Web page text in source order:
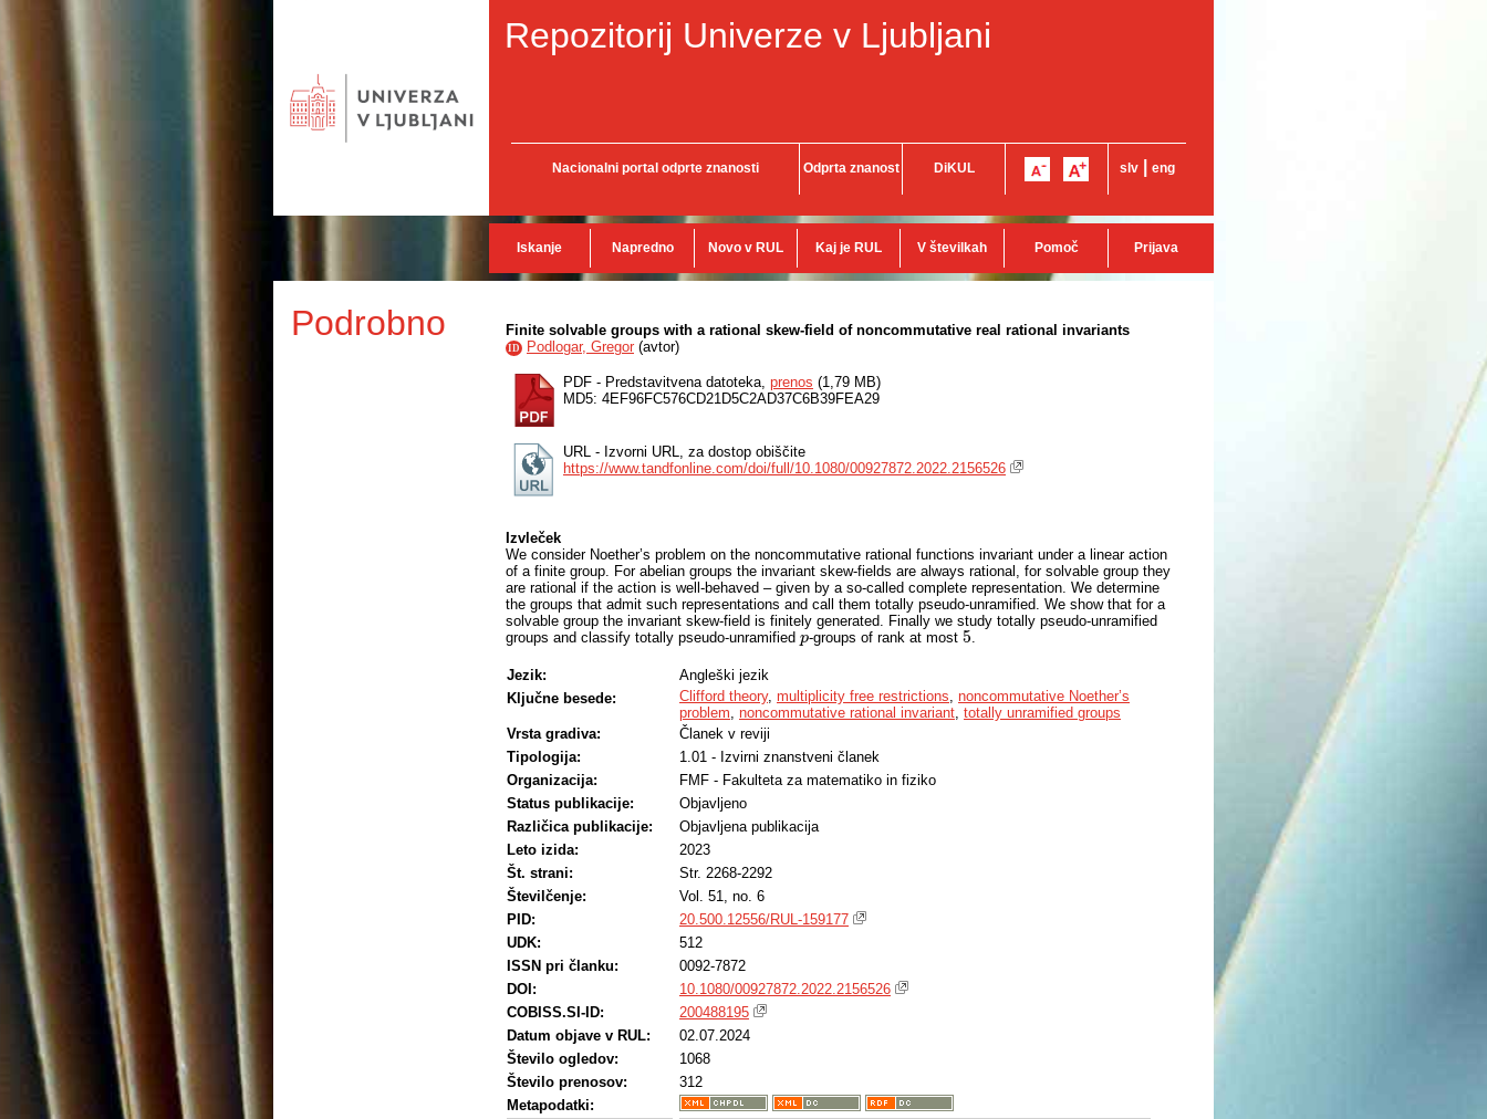
Repozitorij Univerze v Ljubljani
Nacionalni portal odprte znanosti Odprta znanost DiKUL slv eng
Iskanje Napredno Novo v RUL Kaj je RUL V številkah Pomoč Prijava
Podrobno Finite solvable groups with a rational skew-field of noncommutative real rational invariants
ID Podlogar, Gregor (avtor)
PDF - Predstavitvena datoteka, prenos (1,79 MB)
MD5: 4EF96FC576CD21D5C2AD37C6B39FEA29
URL - Izvorni URL, za dostop obiščite
https://www.tandfonline.com/doi/full/10.1080/00927872.2022.2156526
Izvleček
We consider Noether’s problem on the noncommutative rational functions invariant under a linear action
of a finite group. For abelian groups the invariant skew-fields are always rational, for solvable group they
are rational if the action is well-behaved – given by a so-called complete representation. We determine
the groups that admit such representations and call them totally pseudo-unramified. We show that for a
solvable group the invariant skew-field is finitely generated. Finally we study totally pseudo-unramified
groups and classify totally pseudo-unramified p
p-groups of rank at most5
5.
Jezik:
Angleški jezik
Ključne besede:
Clifford theory, multiplicity free restrictions, noncommutative Noether’s
problem, noncommutative rational invariant, totally unramified groups
Vrsta gradiva:
Članek v reviji
Tipologija:
1.01 - Izvirni znanstveni članek
Organizacija:
FMF - Fakulteta za matematiko in fiziko
Status publikacije:
Objavljeno
Različica publikacije:
Objavljena publikacija
Leto izida:
2023
Št. strani:
Str. 2268-2292
Številčenje:
Vol. 51, no. 6
PID:
20.500.12556/RUL-159177
UDK:
512
ISSN pri članku:
0092-7872
DOI:
10.1080/00927872.2022.2156526
COBISS.SI-ID:
200488195
Datum objave v RUL:
02.07.2024
Število ogledov:
1068
Število prenosov:
312
Metapodatki: